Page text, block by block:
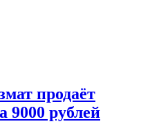
продаёт
9000 рублей